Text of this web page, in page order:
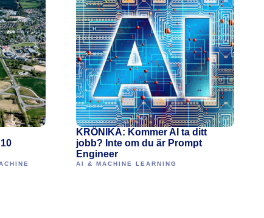
KRÖNIKA: Kommer AI ta ditt
jobb? Inte om du är Prompt
Engineer
AI & MACHINE LEARNING